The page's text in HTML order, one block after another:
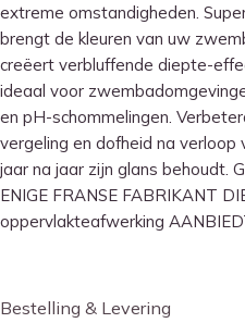
extreme omstandigheden.
brengt de kleuren van uw
creëert verbluffende diepte-
ideaal voor
en pH-schommelingen.
vergeling en dofheid na
jaar na jaar zijn glans behoudt.
ENIGE FRANSE FABRIKANT
oppervlakteafwerking
Bestelling & Levering